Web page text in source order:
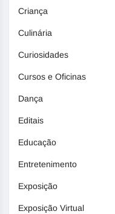
Criança
Culinária
Curiosidades
Cursos e Oficinas
Dança
Editais
Educação
Entretenimento
Exposição
Exposição Virtual